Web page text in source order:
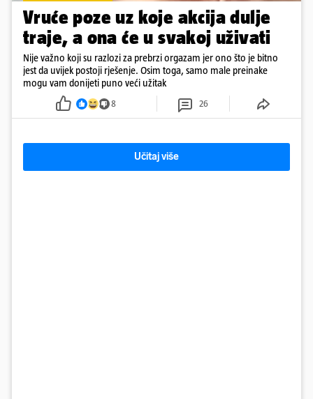
Vruće poze uz koje akcija dulje
traje, a ona će u svakoj uživati
Nije važno koji su razlozi za prebrzi orgazam jer ono što je bitno
jest da uvijek postoji rješenje. Osim toga, samo male preinake
mogu vam donijeti puno veći užitak
8 26
Učitaj više